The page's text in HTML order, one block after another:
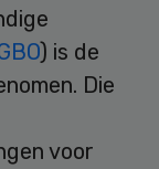
) is de
Die
voor